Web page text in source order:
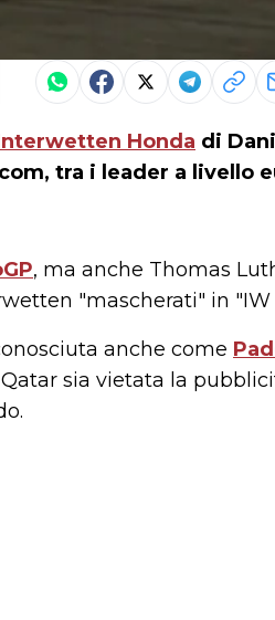
Honda di
tra i leader a livello
, ma anche Thomas
"mascherati" in "IW
anche come
sia vietata la